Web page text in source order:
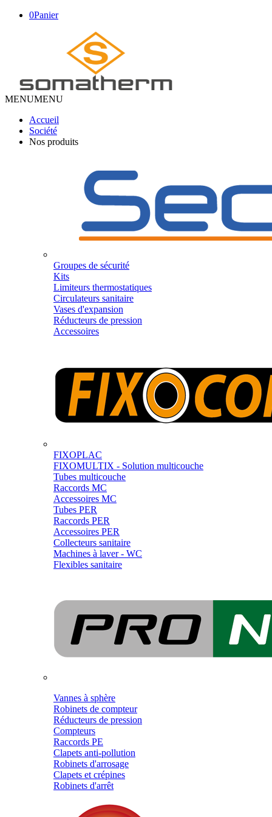
0Panier
MENUMENU
Accueil
Société
Nos produits
Groupes de sécurité
Kits
Limiteurs thermostatiques
Circulateurs sanitaire
Vases d'expansion
Réducteurs de pression
Accessoires
FIXOPLAC
FIXOMULTIX - Solution multicouche
Tubes multicouche
Raccords MC
Accessoires MC
Tubes PER
Raccords PER
Accessoires PER
Collecteurs sanitaire
Machines à laver - WC
Flexibles sanitaire
Vannes à sphère
Robinets de compteur
Réducteurs de pression
Compteurs
Raccords PE
Clapets anti-pollution
Robinets d'arrosage
Clapets et crépines
Robinets d'arrêt